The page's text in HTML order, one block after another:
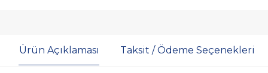
Ürün Açıklaması Taksit / Ödeme Seçenekleri